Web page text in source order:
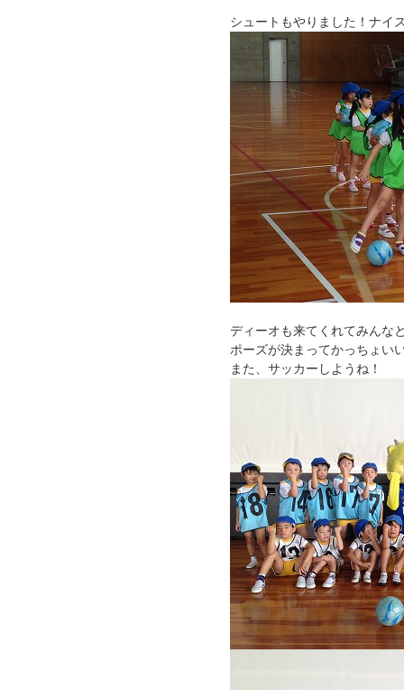
シュートもやりました！ナイ
ディーオも来てくれてみんな
ポーズが決まってかっちょい
また、サッカーしようね！